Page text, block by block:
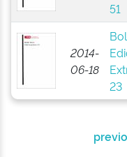
51
2014-
06-18
23